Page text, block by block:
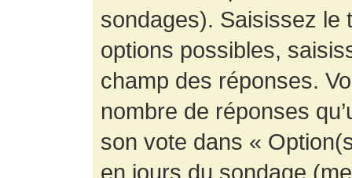
sondages). Saisissez le
options possibles,
champ des réponses.
nombre de réponses
son vote dans «
en jours du sondage